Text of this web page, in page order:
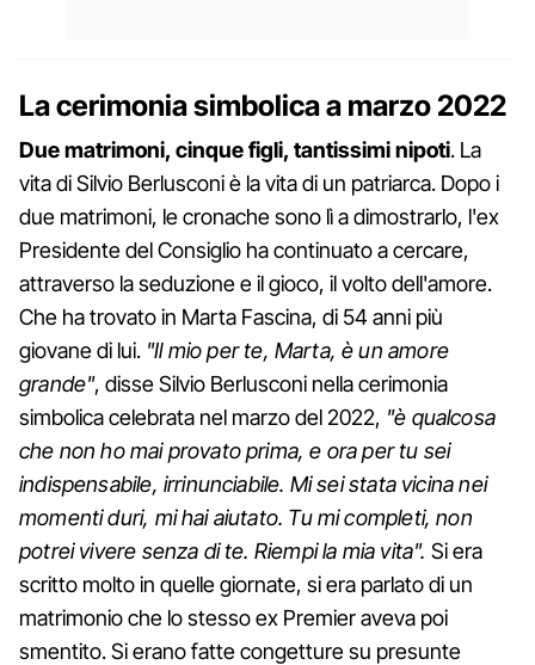
La cerimonia simbolica a marzo 2022
Due matrimoni, cinque figli, tantissimi nipoti. La
vita di Silvio Berlusconi è la vita di un patriarca. Dopo i
due matrimoni, le cronache sono lì a dimostrarlo, l'ex
Presidente del Consiglio ha continuato a cercare,
attraverso la seduzione e il gioco, il volto dell'amore.
Che ha trovato in Marta Fascina, di 54 anni più
giovane di lui. "Il mio per te, Marta, è un amore
grande", disse Silvio Berlusconi nella cerimonia
simbolica celebrata nel marzo del 2022, "è qualcosa
che non ho mai provato prima, e ora per tu sei
indispensabile, irrinunciabile. Mi sei stata vicina nei
momenti duri, mi hai aiutato. Tu mi completi, non
potrei vivere senza di te. Riempi la mia vita". Si era
scritto molto in quelle giornate, si era parlato di un
matrimonio che lo stesso ex Premier aveva poi
smentito. Si erano fatte congetture su presunte